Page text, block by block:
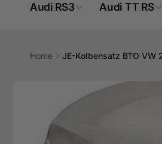
Audi RS3 Audi TT RS
Home JE-Kolbensatz BTO VW